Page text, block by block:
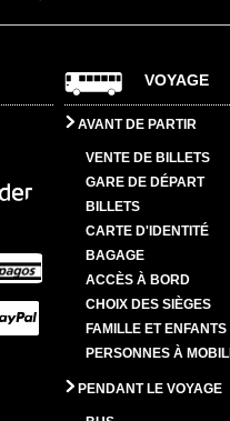
VOYAGE
AVANT DE PARTIR
VENTE DE BILLETS
GARE DE DÉPART
BILLETS
CARTE D'IDENTITÉ
BAGAGE
ACCÈS À BORD
CHOIX DES SIÈGES
FAMILLE ET ENFANTS
PERSONNES À
PENDANT LE VOYAGE